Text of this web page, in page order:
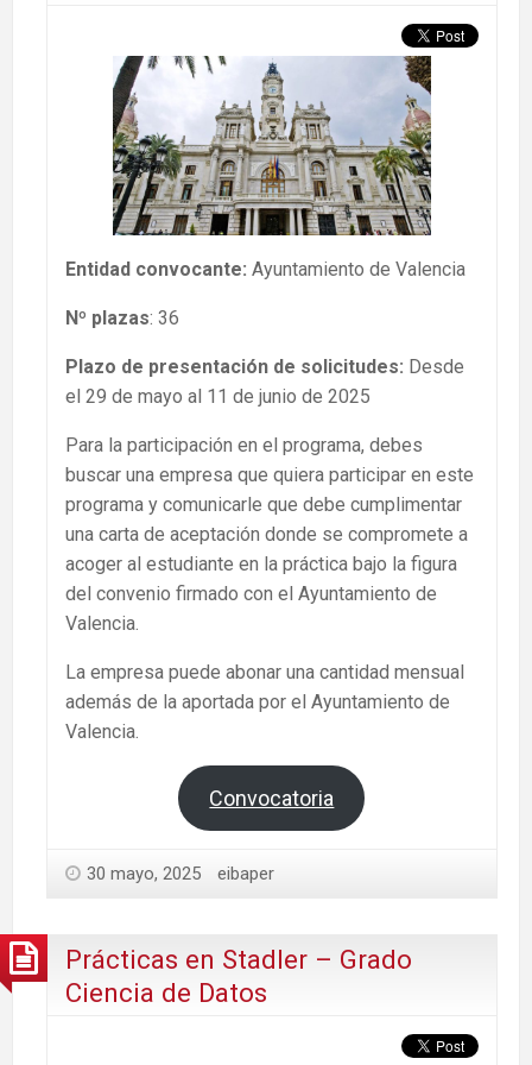
Entidad convocante: Ayuntamiento de Valencia
Nº plazas: 36
Plazo de presentación de solicitudes: Desde
el 29 de mayo al 11 de junio de 2025
Para la participación en el programa, debes
buscar una empresa que quiera participar en este
programa y comunicarle que debe cumplimentar
una carta de aceptación donde se compromete a
acoger al estudiante en la práctica bajo la figura
del convenio firmado con el Ayuntamiento de
Valencia.
La empresa puede abonar una cantidad mensual
además de la aportada por el Ayuntamiento de
Valencia.
Convocatoria
30 mayo, 2025 eibaper
Prácticas en Stadler – Grado
Ciencia de Datos